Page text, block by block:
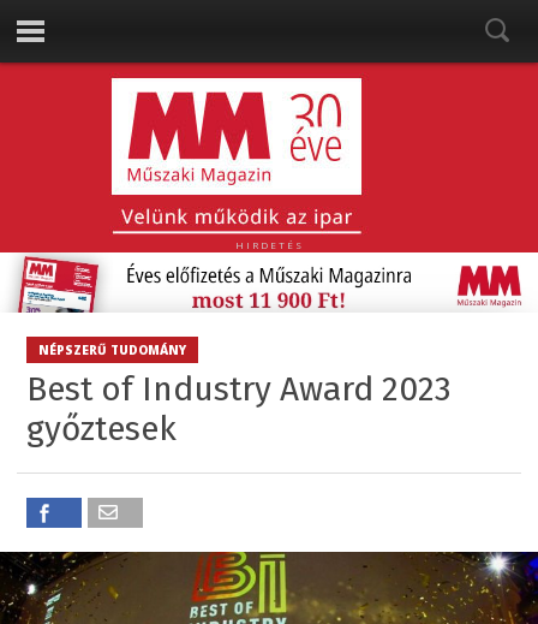
HIRDETÉS
NÉPSZERŰ TUDOMÁNY
Best of Industry Award 2023
győztesek